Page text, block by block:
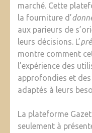
marché. Cette
la fourniture d’
aux parieurs de
leurs décisions. L’
montre comment
l’expérience des
approfondies et des
adaptés à leurs
La plateforme
seulement à